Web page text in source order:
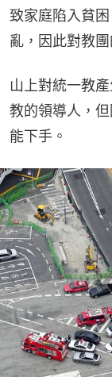
致家庭陷入貧
亂，因此對教
山上對統一教
教的領導人，
能下手。